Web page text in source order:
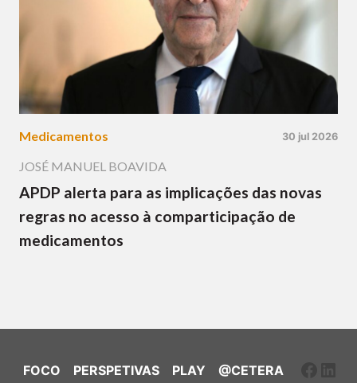
Medicamentos 30 jul 2026
JOSÉ MANUEL BOAVIDA
APDP alerta para as implicações das novas
regras no acesso à comparticipação de
medicamentos
FOCO PERSPETIVAS PLAY @CETERA